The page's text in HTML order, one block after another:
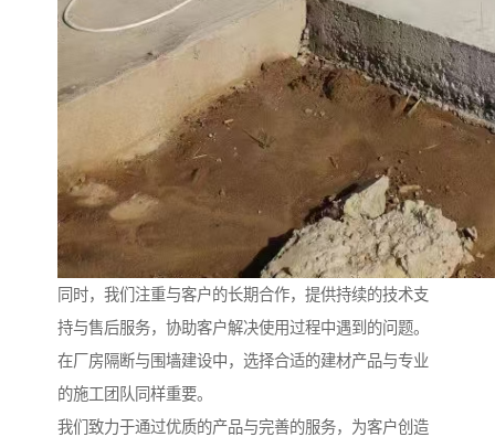
同时，我们注重与客户的长期合作，提供持续的技术支
持与售后服务，协助客户解决使用过程中遇到的问题。
在厂房隔断与围墙建设中，选择合适的建材产品与专业
的施工团队同样重要。
我们致力于通过优质的产品与完善的服务，为客户创造